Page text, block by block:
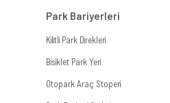
Park Bariyerleri
Kilitli Park Direkleri
Bisiklet Park Yeri
Otopark Araç Stoperi